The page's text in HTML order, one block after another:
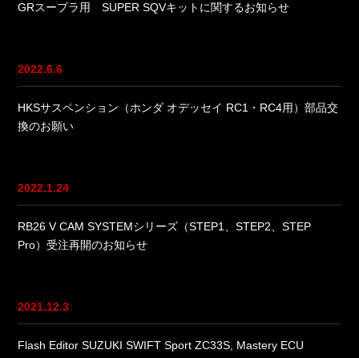
GRスープラ用 SUPER SQVキットに関するお知らせ
2022.6.6
HKSサスペンション（ホンダ オデッセイ RC1・RC4用）部品交
換のお願い
2022.1.24
RB26 V CAM SYSTEMシリーズ（STEP1、STEP2、STEP
Pro）受注再開のお知らせ
2021.12.3
Flash Editor SUZUKI SWIFT Sport ZC33S, Mastery ECU